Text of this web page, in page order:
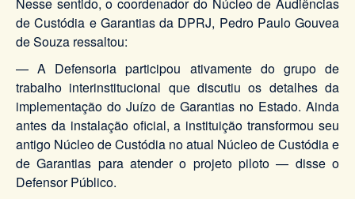
Nesse sentido, o coordenador do Núcleo de Audiências
de Custódia e Garantias da DPRJ, Pedro Paulo Gouvea
de Souza ressaltou:
— A Defensoria participou ativamente do grupo de
trabalho interinstitucional que discutiu os detalhes da
implementação do Juízo de Garantias no Estado. Ainda
antes da instalação oficial, a instituição transformou seu
antigo Núcleo de Custódia no atual Núcleo de Custódia e
de Garantias para atender o projeto piloto — disse o
Defensor Público.